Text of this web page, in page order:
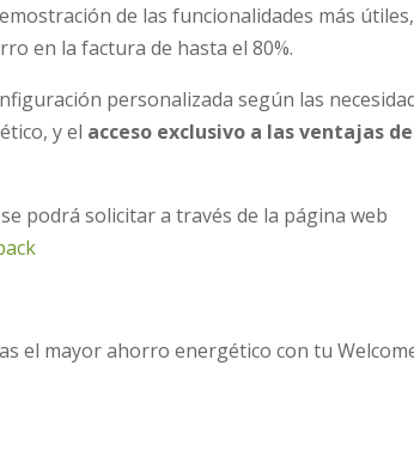
de las funcionalidades más útiles,
en la factura de hasta el 80%.
personalizada según las
y el acceso exclusivo a las ventajas
podrá solicitar a través de la página web
el mayor ahorro energético con tu